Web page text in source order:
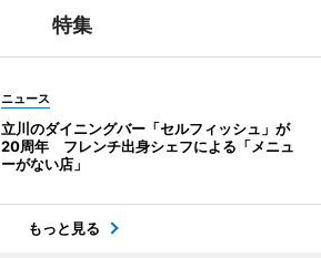
特集
ニュース
立川のダイニングバー「セルフィッシュ」が
20周年 フレンチ出身シェフによる「メニュ
ーがない店」
もっと見る